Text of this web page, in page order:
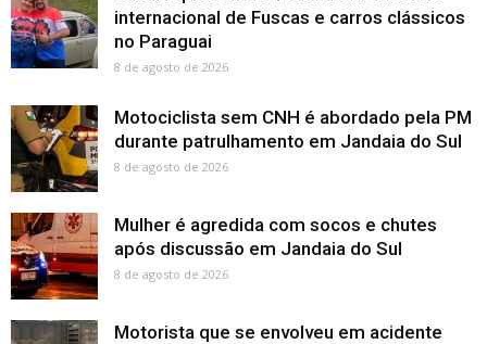
internacional de Fuscas e carros clássicos
no Paraguai
8 de agosto de 2026
Motociclista sem CNH é abordado pela PM
durante patrulhamento em Jandaia do Sul
8 de agosto de 2026
Mulher é agredida com socos e chutes
após discussão em Jandaia do Sul
8 de agosto de 2026
Motorista que se envolveu em acidente